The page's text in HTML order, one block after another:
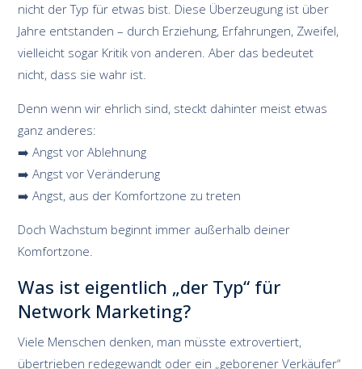
nicht der Typ für etwas bist. Diese Überzeugung ist über
Jahre entstanden – durch Erziehung, Erfahrungen, Zweifel,
vielleicht sogar Kritik von anderen. Aber das bedeutet
nicht, dass sie wahr ist.
Denn wenn wir ehrlich sind, steckt dahinter meist etwas
ganz anderes:
➡️ Angst vor Ablehnung
➡️ Angst vor Veränderung
➡️ Angst, aus der Komfortzone zu treten
Doch Wachstum beginnt immer außerhalb deiner
Komfortzone.
Was ist eigentlich „der Typ“ für
Network Marketing?
Viele Menschen denken, man müsste extrovertiert,
übertrieben redegewandt oder ein „geborener Verkäufer“